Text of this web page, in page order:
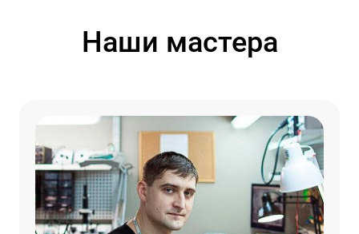
Наши мастера